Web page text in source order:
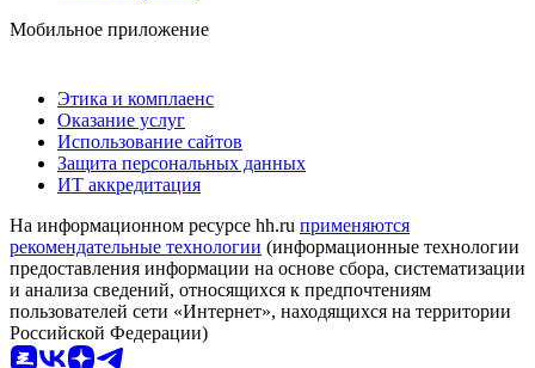
Мобильное приложение
Этика и комплаенс
Оказание услуг
Использование сайтов
Защита персональных данных
ИТ аккредитация
На информационном ресурсе hh.ru применяются
рекомендательные технологии (информационные технологии
предоставления информации на основе сбора, систематизации
и анализа сведений, относящихся к предпочтениям
пользователей сети «Интернет», находящихся на территории
Российской Федерации)